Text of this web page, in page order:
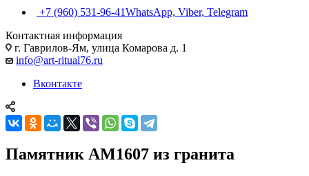
+7 (960) 531-96-41WhatsApp, Viber, Telegram
Контактная информация
г. Гаврилов-Ям, улица Комарова д. 1
info@art-ritual76.ru
Вконтакте
Памятник AM1607 из гранита